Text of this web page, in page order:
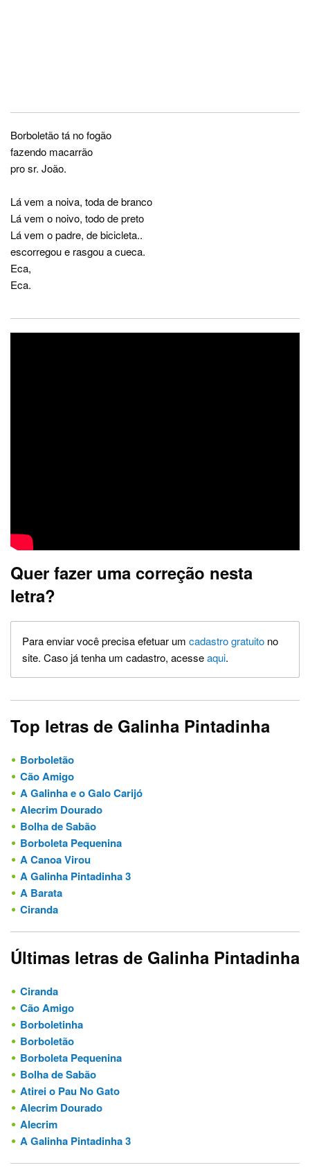
Borboletão tá no fogão
fazendo macarrão
pro sr. João.
Lá vem a noiva, toda de branco
Lá vem o noivo, todo de preto
Lá vem o padre, de bicicleta..
escorregou e rasgou a cueca.
Eca,
Eca.
Quer fazer uma correção nesta
letra?
Para enviar você precisa efetuar um cadastro gratuito no
site. Caso já tenha um cadastro, acesseaqui.
Top letras de Galinha Pintadinha
Borboletão
Cão Amigo
A Galinha e o Galo Carijó
Alecrim Dourado
Bolha de Sabão
Borboleta Pequenina
A Canoa Virou
A Galinha Pintadinha 3
A Barata
Ciranda
Últimas letras de Galinha Pintadinha
Ciranda
Cão Amigo
Borboletinha
Borboletão
Borboleta Pequenina
Bolha de Sabão
Atirei o Pau No Gato
Alecrim Dourado
Alecrim
A Galinha Pintadinha 3